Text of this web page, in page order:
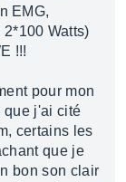
EMG,
Watts)
!!!
pour mon
que j'ai cité
certains les
que je
bon son clair